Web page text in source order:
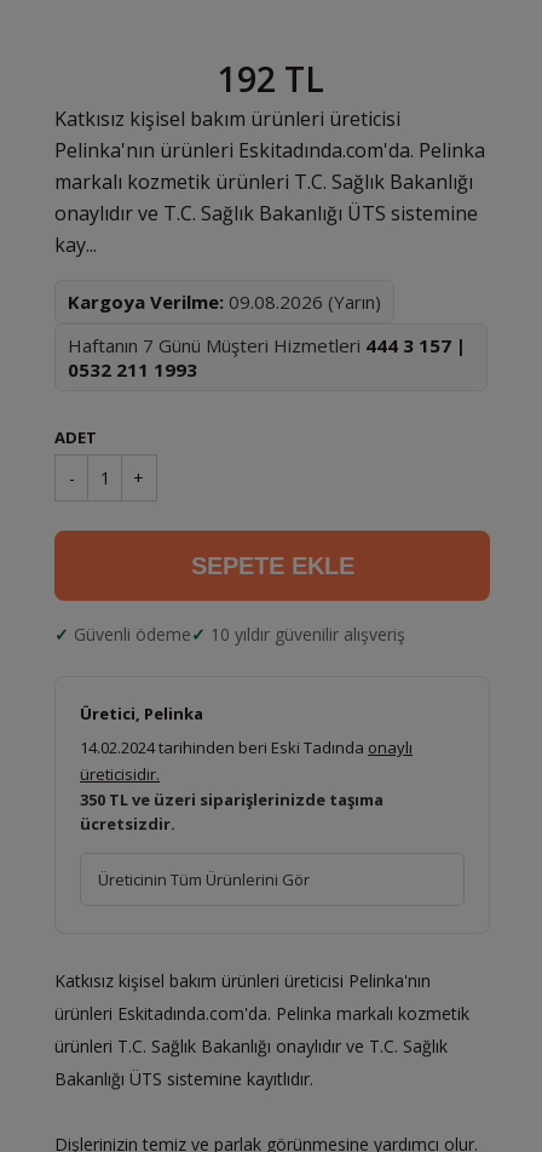
192 TL
Katkısız kişisel bakım ürünleri üreticisi
Pelinka'nın ürünleri Eskitadında.com'da. Pelinka
markalı kozmetik ürünleri T.C. Sağlık Bakanlığı
onaylıdır ve T.C. Sağlık Bakanlığı ÜTS sistemine
kay...
Kargoya Verilme: 09.08.2026 (Yarın)
Haftanın 7 Günü Müşteri Hizmetleri 444 3 157 |
0532 211 1993
ADET
- 1 +
SEPETE EKLE
Güvenli ödeme 10 yıldır güvenilir alışveriş
Üretici, Pelinka
14.02.2024 tarihinden beri Eski Tadında onaylı
üreticisidir.
350 TL ve üzeri siparişlerinizde taşıma
ücretsizdir.
Üreticinin Tüm Ürünlerini Gör
Katkısız kişisel bakım ürünleri üreticisi Pelinka'nın
ürünleri Eskitadında.com'da. Pelinka markalı kozmetik
ürünleri T.C. Sağlık Bakanlığı onaylıdır ve T.C. Sağlık
Bakanlığı ÜTS sistemine kayıtlıdır.
Dişlerinizin temiz ve parlak görünmesine yardımcı olur.